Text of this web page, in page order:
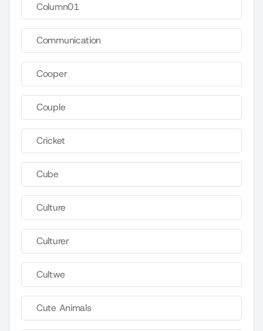
Column01
Communication
Cooper
Couple
Cricket
Cube
Culture
Culturer
Cultwe
Cute Animals